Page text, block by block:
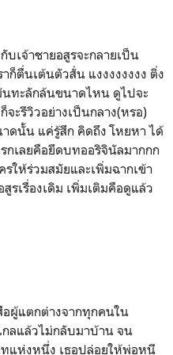
เจ้าชายอสูรจะกลายเป็น
ก็ตื่นเต้นตัวสั่น แงงงงงงงง ติ่ง
นทะลักล้นขนาดไหน ดูไปจะ
ะรีวิวอย่างเป็นกลาง(หรอ)
าดนั้น แค่รู้สึก คิดถึง โหยหา ได้
กเลยคือยึดบทออริจินัลมากกก
ให้ร่วมสมัยและเพิ่มฉากเข้า
รเรื่องเดิม เพิ่มเติมคือดูแล้ว
ผู้แตกต่างจากทุกคนใน
ลแล้วไม่กลับมาบ้าน จน
แห่งหนึ่ง เธอปล่อยให้พ่อหนี